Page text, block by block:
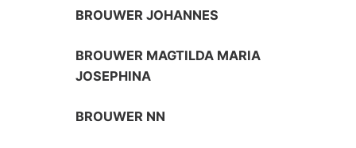
BROUWER JOHANNES
BROUWER MAGTILDA MARIA
JOSEPHINA
BROUWER NN